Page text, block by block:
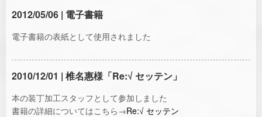
2012/05/06 | 電子書籍
電子書籍の表紙として使用されました
2010/12/01 | 椎名惠様「Re:√ セッテン」
本の装丁加工スタッフとして参加しました
書籍の詳細についてはこちら→Re:√ セッテン